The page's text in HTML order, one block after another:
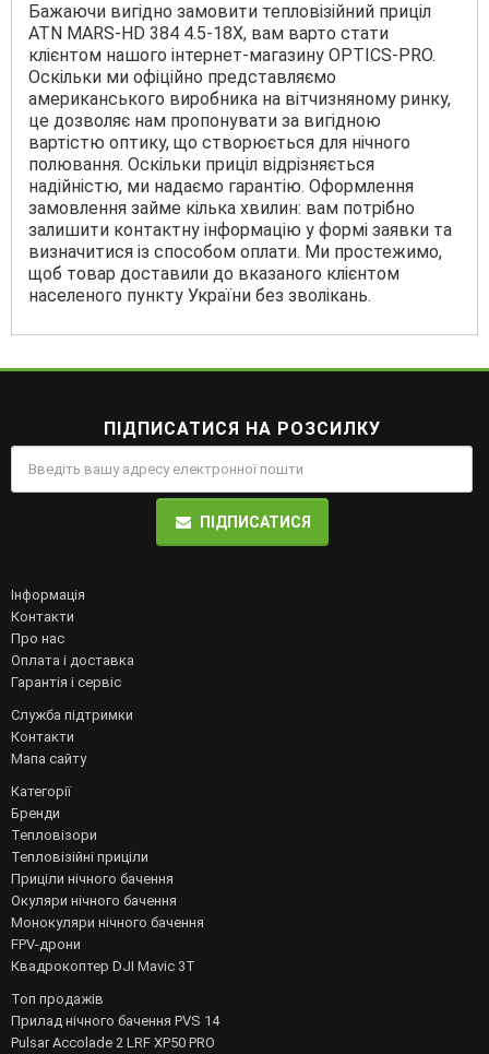
Бажаючи вигідно замовити тепловізійний приціл
ATN MARS-HD 384 4.5-18X, вам варто стати
клієнтом нашого інтернет-магазину OPTICS-PRO.
Оскільки ми офіційно представляємо
американського виробника на вітчизняному ринку,
це дозволяє нам пропонувати за вигідною
вартістю оптику, що створюється для нічного
полювання. Оскільки приціл відрізняється
надійністю, ми надаємо гарантію. Оформлення
замовлення займе кілька хвилин: вам потрібно
залишити контактну інформацію у формі заявки та
визначитися із способом оплати. Ми простежимо,
щоб товар доставили до вказаного клієнтом
населеного пункту України без зволікань.
ПІДПИСАТИСЯ НА РОЗСИЛКУ
ПІДПИСАТИСЯ
Інформація
Контакти
Про нас
Оплата і доставка
Гарантія і сервіс
Служба підтримки
Контакти
Мапа сайту
Категорії
Бренди
Тепловізори
Тепловізійні приціли
Приціли нічного бачення
Окуляри нічного бачення
Монокуляри нічного бачення
FPV-дрони
Квадрокоптер DJI Mavic 3T
Топ продажів
Прилад нічного бачення PVS 14
Pulsar Accolade 2 LRF XP50 PRO